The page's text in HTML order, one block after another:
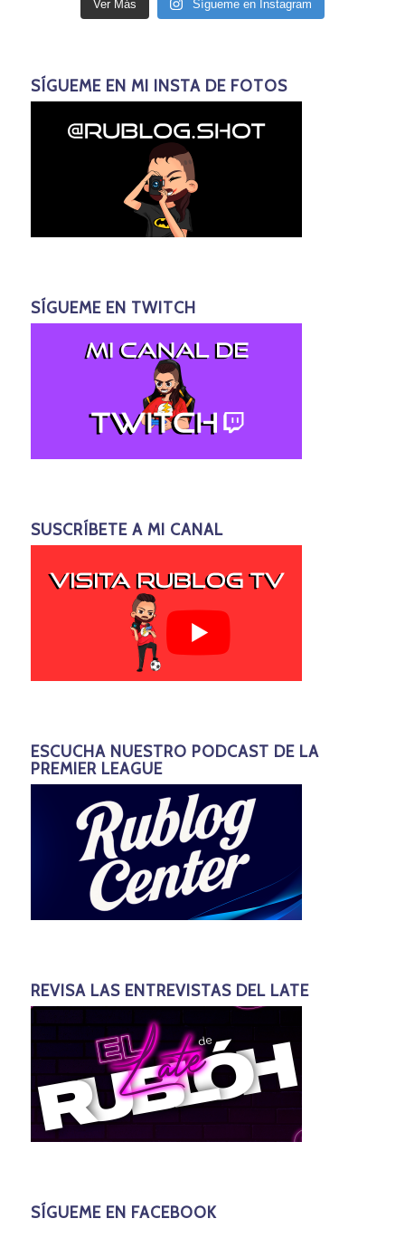
Ver Más Sígueme en Instagram
SÍGUEME EN MI INSTA DE FOTOS
SÍGUEME EN TWITCH
SUSCRÍBETE A MI CANAL
ESCUCHA NUESTRO PODCAST DE LA
PREMIER LEAGUE
REVISA LAS ENTREVISTAS DEL LATE
SÍGUEME EN FACEBOOK